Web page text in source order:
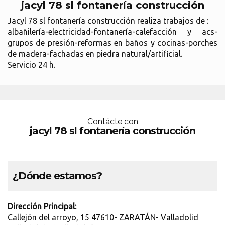
jacyl 78 sl fontanería construcción
Jacyl 78 sl fontanería construcción realiza trabajos de :
albañilería-electricidad-fontanería-calefacción y acs-
grupos de presión-reformas en baños y cocinas-porches
de madera-fachadas en piedra natural/artificial.
Servicio 24 h.
Contácte con
jacyl 78 sl fontanería construcción
¿Dónde estamos?
Dirección Principal:
Callejón del arroyo, 15 47610- ZARATÁN- Valladolid